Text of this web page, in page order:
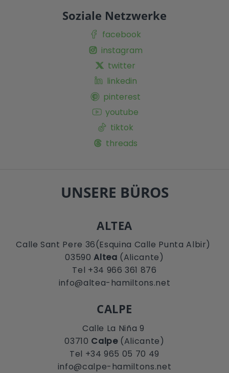
Soziale Netzwerke
facebook
instagram
twitter
linkedin
pinterest
youtube
tiktok
threads
UNSERE BÜROS
ALTEA
Calle Sant Pere 36(Esquina Calle Punta Albir)
03590Altea (Alicante)
Tel +34 966 361 876
info@altea-hamiltons.net
CALPE
Calle La Niña 9
03710 Calpe(Alicante)
Tel +34 965 05 70 49
info@calpe-hamiltons.net